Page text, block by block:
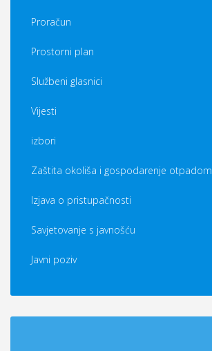
Proračun
Prostorni plan
Službeni glasnici
Vijesti
izbori
Zaštita okoliša i gospodarenje otpadom
Izjava o pristupačnosti
Savjetovanje s javnošću
Javni poziv